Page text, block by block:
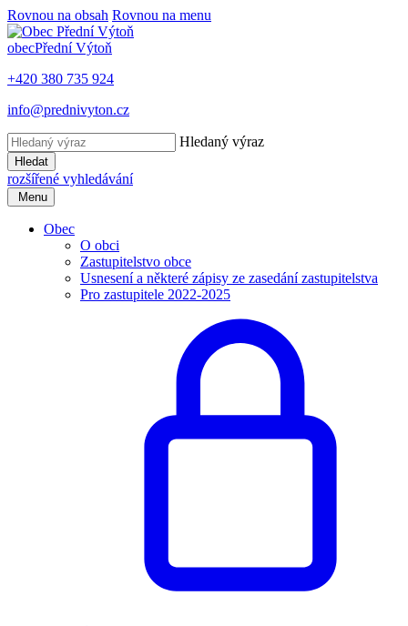
Rovnou na obsah Rovnou na menu
obecPřední Výtoň
+420 380 735 924
info@prednivyton.cz
Hledaný výraz
Hledat
rozšířené vyhledávání
Menu
Obec
O obci
Zastupitelstvo obce
Usnesení a některé zápisy ze zasedání zastupitelstva
Pro zastupitele 2022-2025